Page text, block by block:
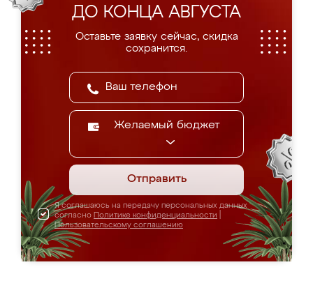
ДО КОНЦА АВГУСТА
Оставьте заявку сейчас, скидка
сохранится.
Желаемый бюджет
Отправить
Я соглашаюсь на передачу персональных данных
согласно Политике конфиденциальности
Пользовательскому соглашению